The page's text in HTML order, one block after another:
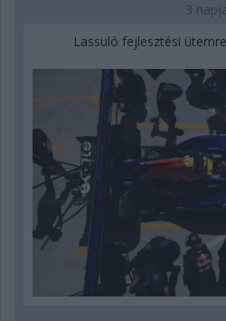
3
Lassuló fejlesztési